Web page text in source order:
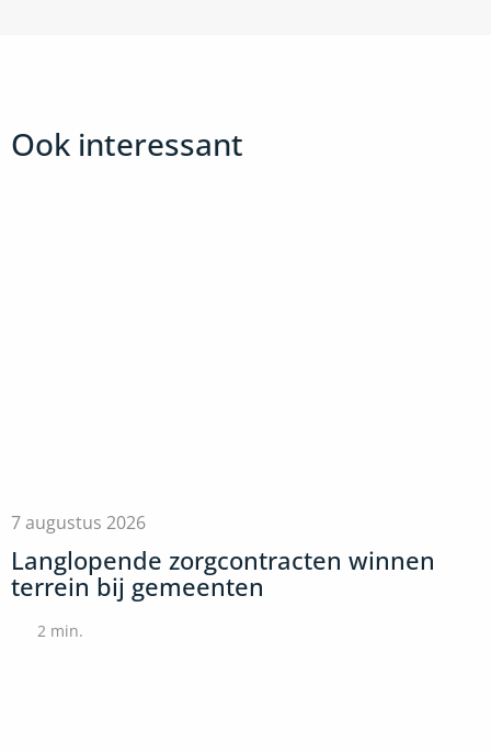
Ook interessant
7 augustus 2026
Langlopende zorgcontracten winnen
terrein bij gemeenten
2 min.